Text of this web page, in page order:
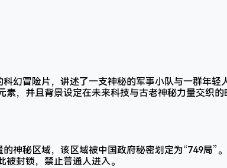
幻冒险片，讲述了一支神秘的军事小队与一群年轻
素，并且背景设定在未来科技与古老神秘力量交织
神秘区域，该区域被中国政府秘密划定为“749局”
封锁，禁止普通人进入。